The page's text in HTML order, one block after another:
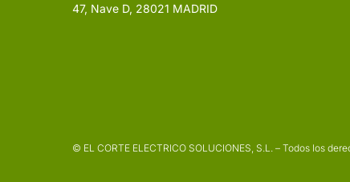
47, Nave D, 28021 MADRID
© EL CORTE ELECTRICO SOLUCIONES, S.L. – Todos los